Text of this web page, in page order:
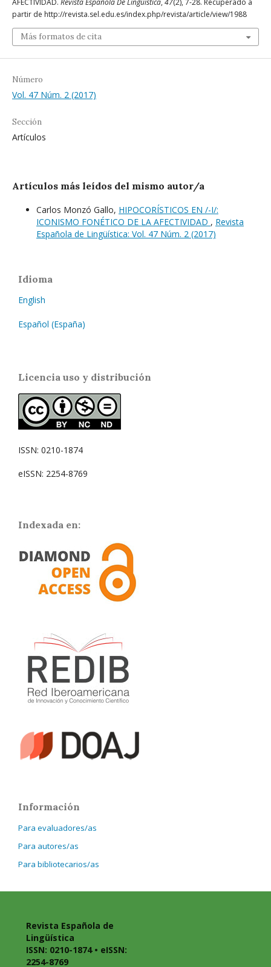
AFECTIVIDAD. Revista Española De Lingüística, 47(2), 7-28. Recuperado a
partir de http://revista.sel.edu.es/index.php/revista/article/view/1988
Más formatos de cita
Número
Vol. 47 Núm. 2 (2017)
Sección
Artículos
Artículos más leídos del mismo autor/a
Carlos Monzó Gallo, HIPOCORÍSTICOS EN /-I/:
ICONISMO FONÉTICO DE LA AFECTIVIDAD , Revista
Española de Lingüística: Vol. 47 Núm. 2 (2017)
Idioma
English
Español (España)
Licencia uso y distribución
ISSN: 0210-1874
eISSN: 2254-8769
Indexada en:
Información
Para evaluadores/as
Para autores/as
Para bibliotecarios/as
Revista Española de
Lingüística
ISSN: 0210-1874 • eISSN:
2254-8769